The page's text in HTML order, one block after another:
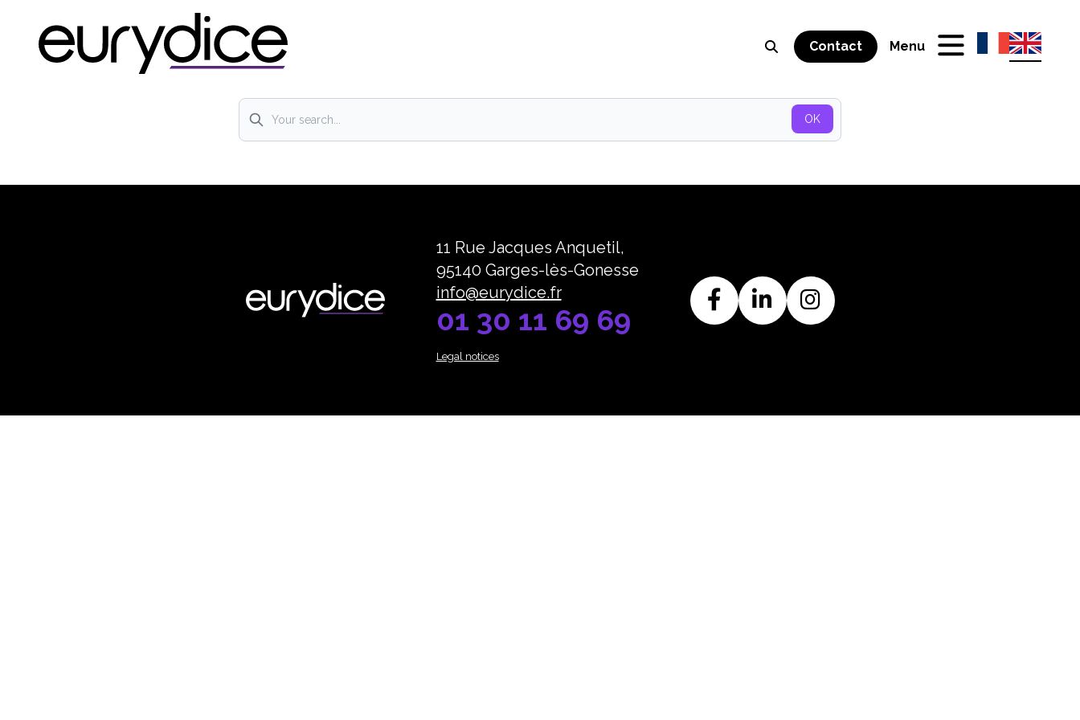
Contact Menu
OK
11 Rue Jacques Anquetil,
95140 Garges-lès-Gonesse
info@eurydice.fr
01 30 11 69 69
Legal notices